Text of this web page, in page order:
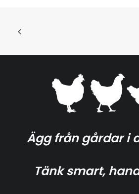
Ägg från gårdar i
Tänk smart,